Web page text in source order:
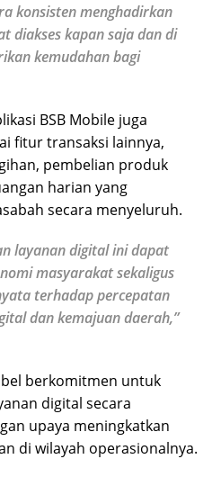
konsisten menghadirkan
diakses kapan saja dan di
kemudahan bagi
BSB Mobile juga
fitur transaksi lainnya,
pembelian produk
harian yang
secara menyeluruh.
layanan digital ini dapat
masyarakat sekaligus
terhadap percepatan
dan kemajuan daerah,”
berkomitmen untuk
digital secara
upaya meningkatkan
di wilayah operasionalnya.